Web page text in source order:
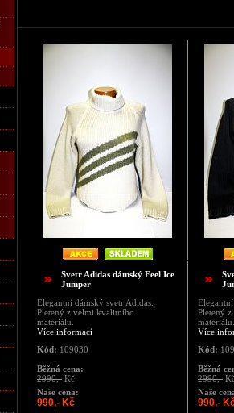
Svetr Adidas dámský Feel Ice
Jumper
Elegantní dámský svetr Adidas.
Pletený z velmi kvalitního
materiálu.
Více informací
Kód: 109030
Běžná cena:
2990,- Kč
Naše cena:
990,- Kč
Pletený
materiálu.
Více
Kód:
Běžná
2990,-
Naše
990,-